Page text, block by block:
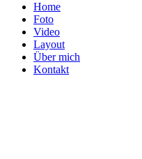
Home
Foto
Video
Layout
Über mich
Kontakt